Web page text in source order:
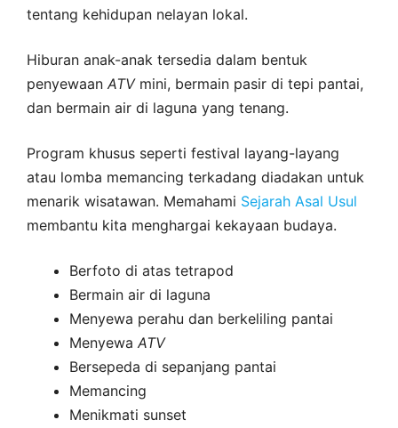
tentang kehidupan nelayan lokal.
Hiburan anak-anak tersedia dalam bentuk
penyewaan ATVmini, bermain pasir di tepi pantai,
dan bermain air di laguna yang tenang.
Program khusus seperti festival layang-layang
atau lomba memancing terkadang diadakan untuk
menarik wisatawan. Memahami Sejarah Asal Usul
membantu kita menghargai kekayaan budaya.
Berfoto di atas tetrapod
Bermain air di laguna
Menyewa perahu dan berkeliling pantai
Menyewa ATV
Bersepeda di sepanjang pantai
Memancing
Menikmati sunset